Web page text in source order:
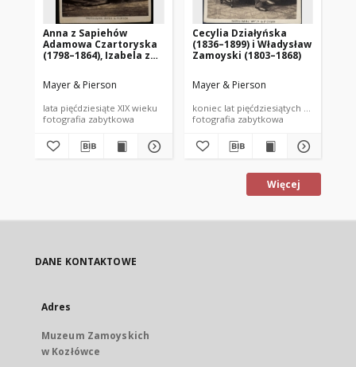
Anna z Sapiehów
Adamowa Czartoryska
(1798–1864), Izabela z
Maria z Grocholskich
(1833–1928)
Mayer & Pierson
lata pięćdziesiąte XIX wieku
fotografia zabytkowa
Cecylia Działyńska
(1836–1899) i Władysław
Zamoyski (1803–1868)
Mayer & Pierson
koniec lat pięćdziesiątych XIX wieku
fotografia zabytkowa
Więcej
DANE KONTAKTOWE
Adres
Muzeum Zamoyskich
w Kozłówce